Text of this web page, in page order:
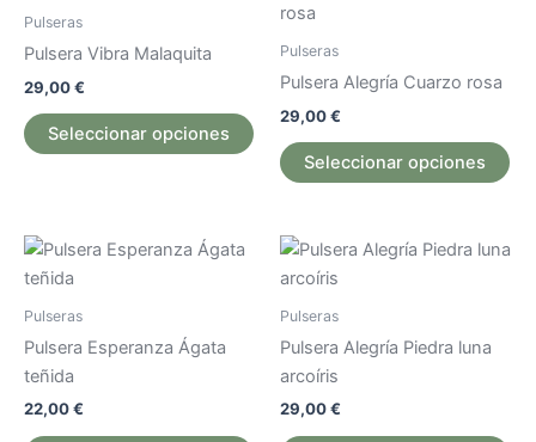
Pulseras
Pulsera Vibra Malaquita
29,00€
Seleccionar opciones
producto
tiene
Las
opciones
elegir
página
producto
Pulseras
Pulsera Alegría Cuarzo rosa
29,00€
Seleccionar opciones
Pulseras
Pulsera Esperanza Ágata
teñida
22,00€
Este
producto
tiene
variantes.
opciones
Pulseras
Pulsera Alegría Piedra luna
arcoíris
29,00€